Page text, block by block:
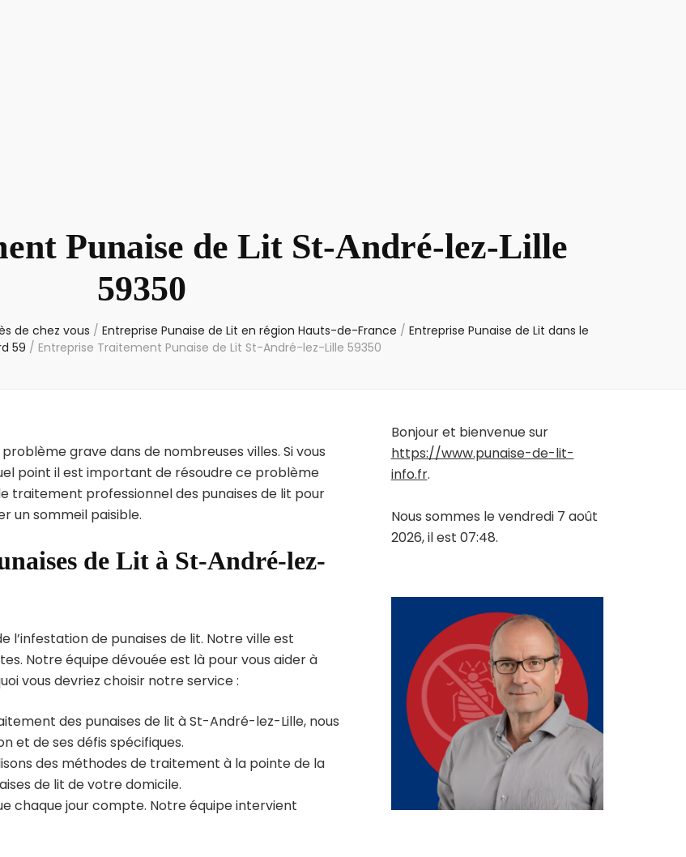
Punaise de Lit St-André-lez-Lille
59350
de chez vous / Entreprise Punaise de Lit en région Hauts-de-France / Entreprise Punaise de Lit dans le
59 / Entreprise Traitement Punaise de Lit St-André-lez-Lille 59350
grave dans de nombreuses villes. Si vous
point il est important de résoudre ce problème
traitement professionnel des punaises de lit pour
un sommeil paisible.
de Lit à St-André-lez-
l’infestation de punaises de lit. Notre ville est
Notre équipe dévouée est là pour vous aider à
vous devriez choisir notre service :
des punaises de lit à St-André-lez-Lille, nous
et de ses défis spécifiques.
des méthodes de traitement à la pointe de la
de lit de votre domicile.
chaque jour compte. Notre équipe intervient
Bonjour et bienvenue sur
https://www.punaise-de-lit-
info.fr.
Nous sommes le vendredi 7 août
2026, il est 07:48.